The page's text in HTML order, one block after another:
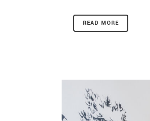
READ MORE